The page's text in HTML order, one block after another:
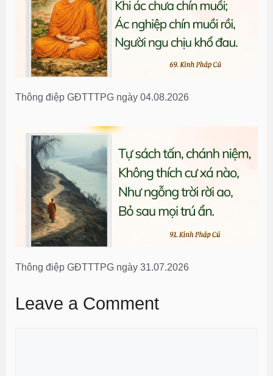
Thông điệp GĐTTTPG ngày 04.08.2026
Thông điệp GĐTTTPG ngày 31.07.2026
Leave a Comment